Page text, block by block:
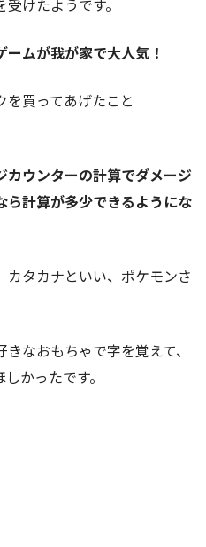
けたようです。
ムが我が家で大人気！
買ってあげたこと
カウンターの計算でダメージ
ら計算が多少できるようにな
カタカナといい、ポケモンさ
なおもちゃで字を覚えて、
かったです。